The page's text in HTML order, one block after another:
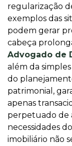
regularização
exemplos das
podem gerar
cabeça
Advogado de
além da
do
patrimonial,
apenas
perpetuado de
necessidades
imobiliário não